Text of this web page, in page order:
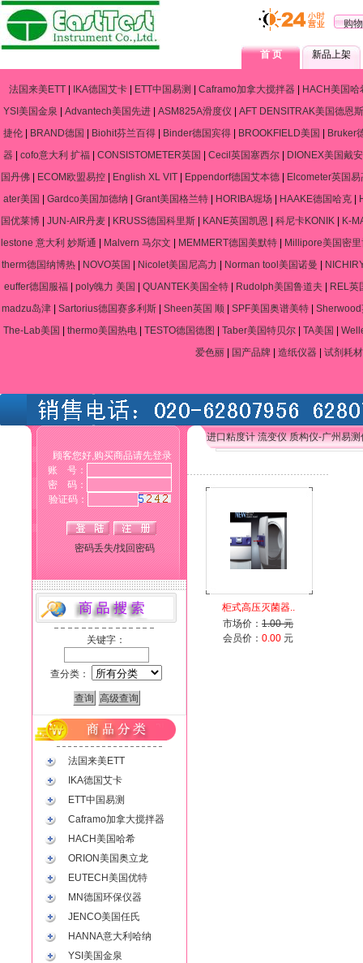
购
首 页 新品上架
法国来美ETT IKA德国艾卡 ETT中国易测 Caframo加拿大搅拌器
HACH美国哈
YSI美国金泉
Advantech美国先进| ASM825A滑度仪
AFT DENSITRAK美国德恩斯
捷伦| BRAND德国 Biohit芬兰百得| Binder德国宾得| BROOKFIELD美国
Bruker
器| cofo意大利 扩福| CONSISTOMETER英国 Cecil英国塞西尔| DIONEX美国戴安
国丹佛| ECOM欧盟易控| English XL VIT| Eppendorf德国艾本德|
Elcometer英国易
ater美国
Gardco美国加德纳 Grant美国格兰特| HORIBA堀场 HAAKE德国哈克|
国优莱博
JUN-AIR丹麦 KRUSS德国科里斯 KANE英国凯恩 科尼卡KONIK
K-
lestone 意大利 妙斯通
Malvern 马尔文 MEMMERT德国美默特
Millipore美国密
therm德国纳博热| NOVO英国 Nicolet美国尼高力 Norman tool美国诺曼
euffer德国服福| poly魄力 美国 QUANTEK美国全特| Rudolph美国鲁道夫
REL英
madzu岛津
Sartorius德国赛多利斯 Sheen英国 顺 SPF美国奥谱美特
The-Lab美国
thermo美国热电| TESTO德国德图 Taber美国特贝尔| TA美国
爱色丽| 国产品牌| 造纸仪器| 试剂耗材
顾客您好,购买商品请先登录
账 号：
密 码：
验证码：
密码丢失/找回密码
关键字：
查分类：
法国来美ETT
IKA德国艾卡
ETT中国易测
Caframo加拿大搅拌器
HACH美国哈希
ORION美国奥立龙
EUTECH美国优特
MN德国环保仪器
JENCO美国任氏
HANNA意大利哈纳
YSI美国金泉
进口粘度计 流变仪 质构仪-广州易
柜式高压灭菌器..
市场价： 1.00 元
会员价： 0.00 元